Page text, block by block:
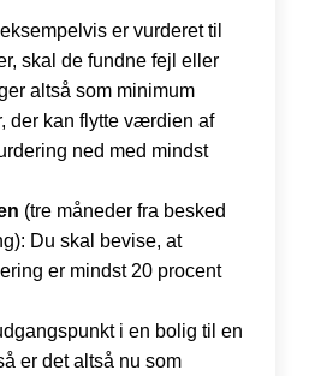
er vurderet til
skal de fundne fejl eller
altså som minimum
der kan flytte værdien af
ned med mindst
(tre måneder fra besked
Du skal bevise, at
er mindst 20 procent
i en bolig til en
er det altså nu som